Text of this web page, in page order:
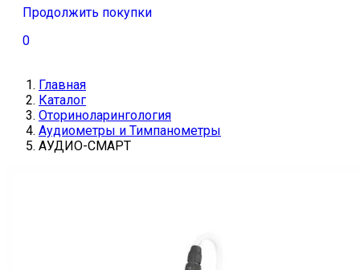
Продолжить покупки
0
Главная
Каталог
Оториноларингология
Аудиометры и Тимпанометры
АУДИО-СМАРТ